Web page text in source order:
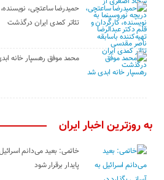
حمیدرضا ساعتچی، نویسنده،
تئاتر کمدی ایران درگذشت
محمد موفق رهسپار خانه
به روزترین اخبار ایران
خاتمی: بعید می‌دانم
پایدار برقرار شود